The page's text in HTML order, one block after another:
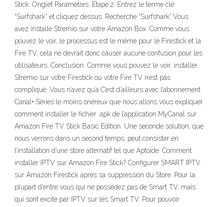
Stick. Onglet Paramètres. Étape 2: Entrez le terme clé
“Surfshark” et cliquez dessus. Recherche “Surfshark” Vous
avez installé Stremio sur votre Amazon Box. Comme vous
pouvez le voir, le processus est le même pour le Firestick et la
Fire TV, cela ne devrait donc causer aucune confusion pour les
utilisateurs. Conclusion. Comme vous pouvez le voir, installer
Stremio sur votre Firestick ou votre Fire TV n’est pâs
compliqué. Vous n’avez qu’à C’est d’ailleurs avec l’abonnement
Canal+ Séries le moins onéreux que nous allons vous expliquer
comment installer le fichier .apk de l’application MyCanal sur
Amazon Fire TV Stick Basic Edition. Une seconde solution, que
nous verrons dans un second temps, peut consister en
l’installation d’une store alternatif tel que Aptoïde. Comment
installer IPTV sur Amazon Fire Stick? Configurer SMART IPTV
sur Amazon Firestick après sa suppression du Store. Pour la
plupart d’entre vous qui ne possédez pas de Smart TV, mais
qui sont excite par IPTV sur les Smart TV. Pour pouvoir